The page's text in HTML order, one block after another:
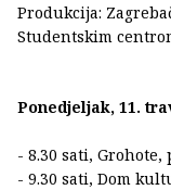
Produkcija:
Studentskim
Ponedjeljak, 11.
- 8.30 sati,
- 9.30 sati, Dom